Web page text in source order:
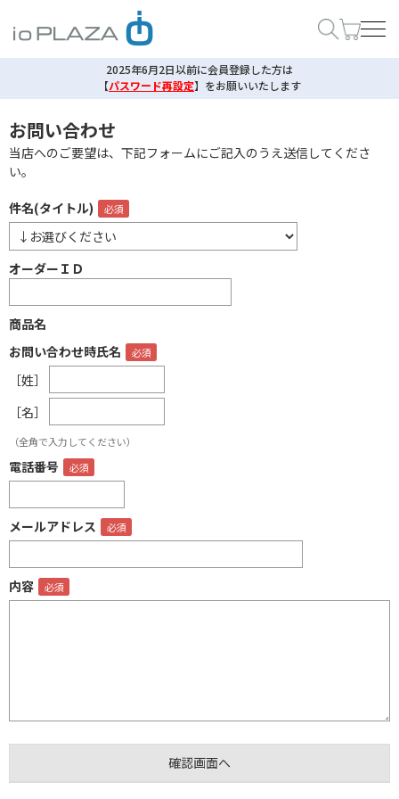
2025年6月2日以前に会員登録した方は
【パスワード再設定】 をお願いいたします
お問い合わせ
当店へのご要望は、下記フォームにご記入のうえ送信してくださ
い。
件名(タイトル)
オーダーＩＤ
商品名
お問い合わせ時氏名
［姓］
［名］
（全角で入力してください）
電話番号
メールアドレス
内容